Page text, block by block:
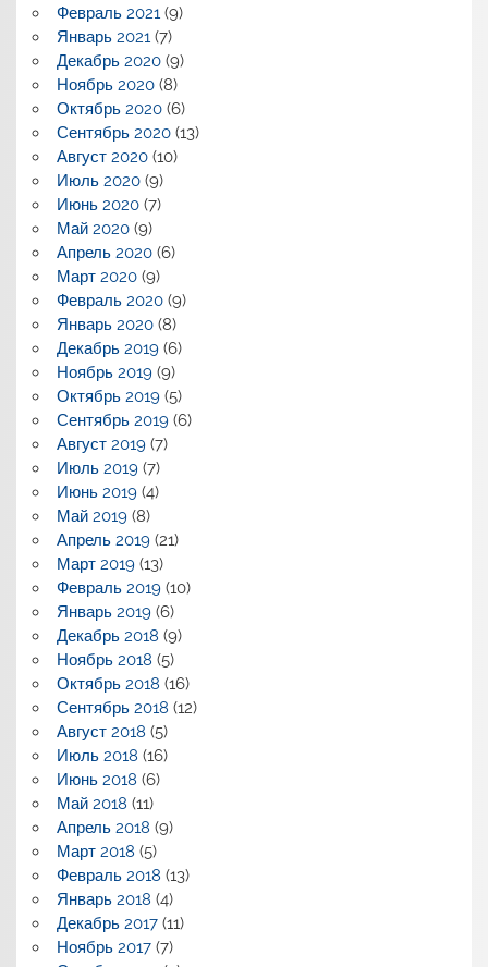
Февраль 2021 (9)
Январь 2021 (7)
Декабрь 2020(9)
Ноябрь 2020(8)
Октябрь 2020(6)
Сентябрь 2020(13)
Август 2020(10)
Июль 2020(9)
Июнь 2020(7)
Май 2020(9)
Апрель 2020(6)
Март 2020(9)
Февраль 2020(9)
Январь 2020(8)
Декабрь 2019(6)
Ноябрь 2019(9)
Октябрь 2019(5)
Сентябрь 2019(6)
Август 2019(7)
Июль 2019(7)
Июнь 2019(4)
Май 2019(8)
Апрель 2019(21)
Март 2019(13)
Февраль 2019(10)
Январь 2019(6)
Декабрь 2018 (9)
Ноябрь 2018 (5)
Октябрь 2018 (16)
Сентябрь 2018 (12)
Август 2018 (5)
Июль 2018 (16)
Июнь 2018 (6)
Май 2018 (11)
Апрель 2018 (9)
Март 2018 (5)
Февраль 2018 (13)
Январь 2018 (4)
Декабрь 2017(11)
Ноябрь 2017(7)